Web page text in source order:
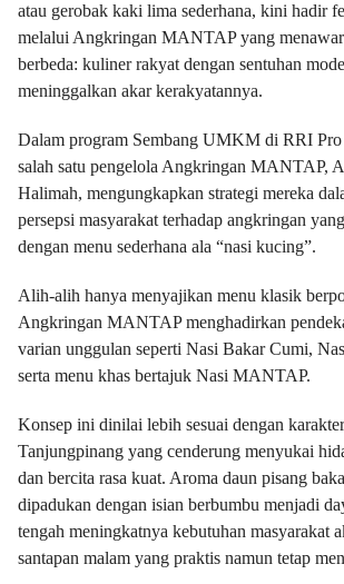
atau gerobak kaki lima sederhana, kini hadir
melalui Angkringan MANTAP yang
berbeda: kuliner rakyat dengan sentuhan
meninggalkan akar kerakyatannya.
Dalam program Sembang UMKM di RRI
salah satu pengelola Angkringan MANTAP,
Halimah, mengungkapkan strategi mereka
persepsi masyarakat terhadap angkringan
dengan menu sederhana ala “nasi kucing”.
Alih-alih hanya menyajikan menu klasik
Angkringan MANTAP menghadirkan
varian unggulan seperti Nasi Bakar Cumi,
serta menu khas bertajuk Nasi MANTAP.
Konsep ini dinilai lebih sesuai dengan
Tanjungpinang yang cenderung menyukai
dan bercita rasa kuat. Aroma daun pisang
dipadukan dengan isian berbumbu menjadi
tengah meningkatnya kebutuhan masyarakat
santapan malam yang praktis namun tetap